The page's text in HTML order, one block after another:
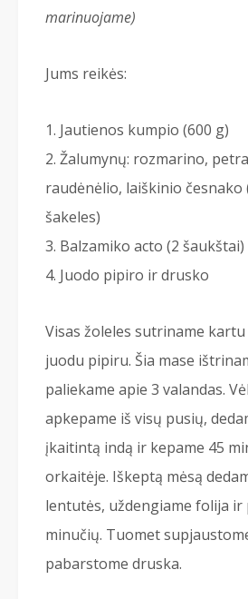
marinuojame)
Jums reikės:
Jautienos kumpio (600 g)
Žalumynų: rozmarino,
raudėnėlio, laiškinio česnako
šakeles)
Balzamiko acto (2 šaukštai)
Juodo pipiro ir drusko
Visas žoleles sutriname
juodu pipiru. Šia mase
paliekame apie 3 valandas.
apkepame iš visų pusių,
įkaitintą indą ir kepame 45
orkaitėje. Iškeptą mėsą
lentutės, uždengiame folija ir
minučių. Tuomet
pabarstome druska.